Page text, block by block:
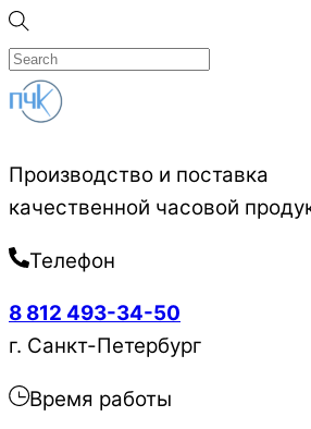
Skip
to
content
Производство и поставка
качественной часовой
Телефон
8 812 493-34-50
г. Санкт-Петербург
Время работы